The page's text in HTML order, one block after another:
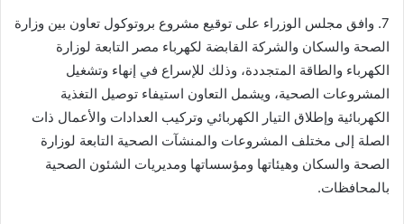
7. وافق مجلس الوزراء على توقيع مشروع بروتوكول تعاون بين وزارة
الصحة والسكان والشركة القابضة لكهرباء مصر التابعة لوزارة
الكهرباء والطاقة المتجددة، وذلك للإسراع في إنهاء وتشغيل
المشروعات الصحية، ويشمل التعاون استيفاء توصيل التغذية
الكهربائية وإطلاق التيار الكهربائي وتركيب العدادات والأعمال ذات
الصلة إلى مختلف المشروعات والمنشآت الصحية التابعة لوزارة
الصحة والسكان وهيئاتها ومؤسساتها ومديريات الشئون الصحية
بالمحافظات.